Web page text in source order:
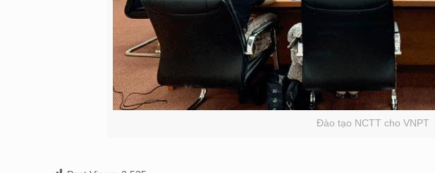
Đào tạo NCTT cho VNPT